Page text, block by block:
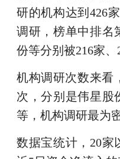
研的机构达到426
调研，榜单中排名
份等分别被216家、
机构调研次数来看
次，分别是伟星股
等，机构调研最为
数据宝统计，20家